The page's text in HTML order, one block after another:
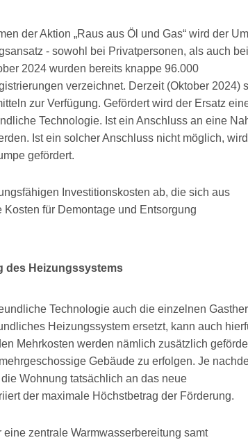
der Aktion „Raus aus Öl und Gas“ wird der
- sowohl bei Privatpersonen, als auch bei
2024 wurden bereits knappe 96.000
verzeichnet. Derzeit (Oktober 2024)
zur Verfügung. Gefördert wird der Ersatz
Technologie. Ist ein Anschluss an eine
Ist ein solcher Anschluss nicht möglich,
gefördert.
Investitionskosten ab, die sich aus
für Demontage und Entsorgung
des Heizungssystems
Technologie auch die einzelnen
Heizungssystem ersetzt, kann auch
Mehrkosten werden nämlich zusätzlich
Gebäude zu erfolgen. Je
Wohnung tatsächlich an das neue
der maximale Höchstbetrag der Förderung.
zentrale Warmwasserbereitung samt